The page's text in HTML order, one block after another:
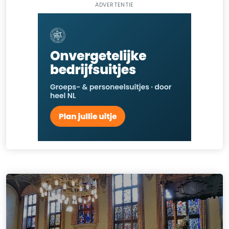
ADVERTENTIE